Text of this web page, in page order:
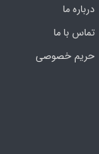
درباره ما
تماس با ما
حریم خصوصی